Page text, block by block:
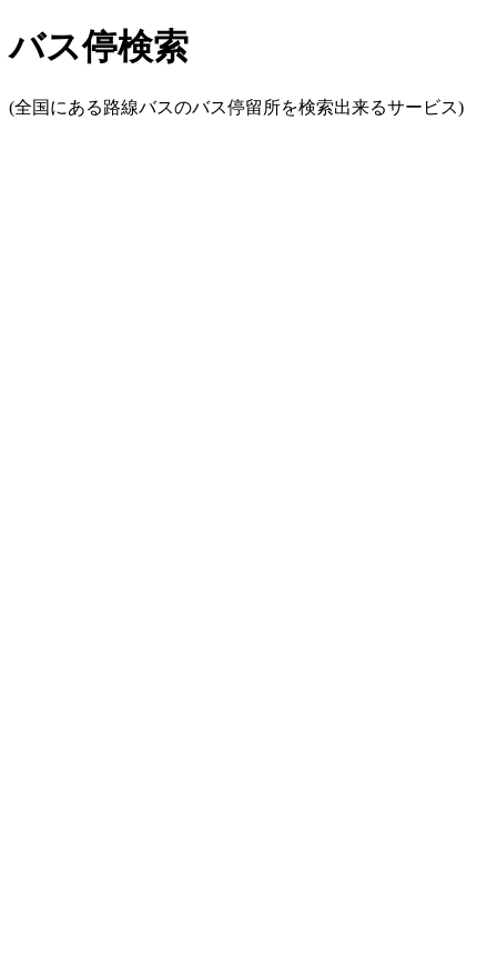
バス停検索
(全国にある路線バスのバス停留所を検索出来るサービス)